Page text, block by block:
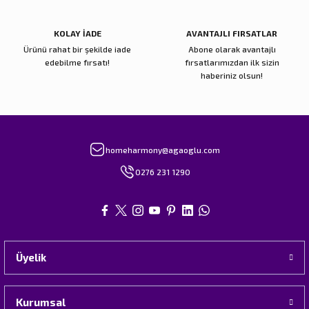
KOLAY İADE
Ürünü rahat bir şekilde iade
edebilme fırsatı!
AVANTAJLI FIRSATLAR
Abone olarak avantajlı
fırsatlarımızdan ilk sizin
haberiniz olsun!
homeharmony@agaoglu.com
0276 231 1290
Üyelik
Kurumsal